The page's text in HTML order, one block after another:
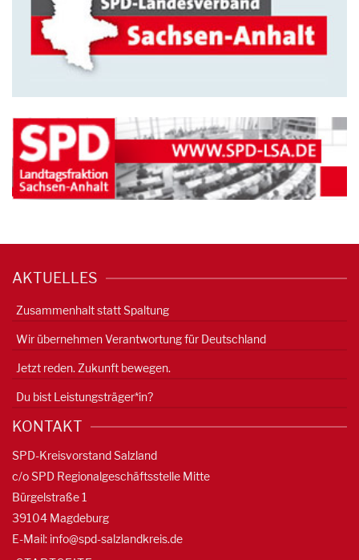
AKTUELLES
Zusammenhalt statt Spaltung
Wir übernehmen Verantwortung für Deutschland
Jetzt reden. Zukunft bewegen.
Du bist Leistungsträger*in?
KONTAKT
SPD-Kreisvorstand Salzland
c/o SPD Regionalgeschäftsstelle Mitte
Bürgelstraße 1
39104 Magdeburg
E-Mail: info@spd-salzlandkreis.de